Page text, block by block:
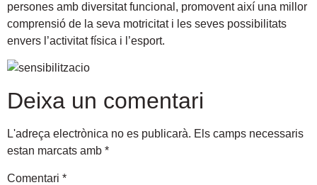
persones amb diversitat funcional, promovent així una millor
comprensió de la seva motricitat i les seves possibilitats
envers l’activitat física i l’esport.
Deixa un comentari
L'adreça electrònica no es publicarà. Els camps necessaris
estan marcats amb *
Comentari *